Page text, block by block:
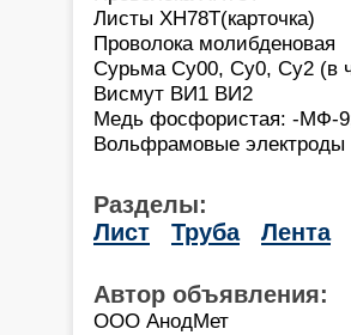
Листы ХН78Т(карточка)
Проволока молибденовая
Сурьма Су00, Су0, Cу2 (в
Висмут ВИ1 ВИ2
Медь фосфористая: -МФ-
Вольфрамовые электроды
Разделы:
Лист
Труба Лента
Автор объявления:
ООО АнодМет